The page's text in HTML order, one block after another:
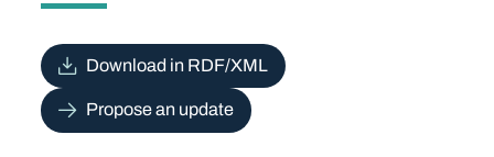
Download in RDF/XML
Propose an update